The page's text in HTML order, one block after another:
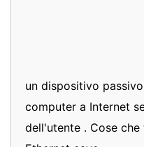
un dispositivo
computer a Internet
dell'utente . Cose che